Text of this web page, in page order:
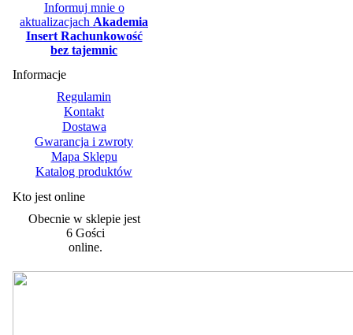
Informuj mnie o
aktualizacjach Akademia
Insert Rachunkowość
bez tajemnic
Informacje
Regulamin
Kontakt
Dostawa
Gwarancja i zwroty
Mapa Sklepu
Katalog produktów
Kto jest online
Obecnie w sklepie jest
6 Gości
online.